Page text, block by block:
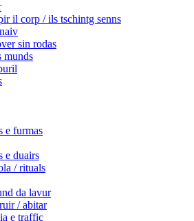
il corp / ils tschintg senns
sin rodas
munds
e furmas
e duairs
/ rituals
da lavur
/ abitar
e traffic